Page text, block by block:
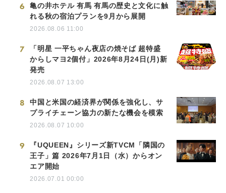
6
亀の井ホテル 有馬 有馬の歴史と文化に触
れる秋の宿泊プランを9月から展開
2026.08.06 11:00
7
「明星 一平ちゃん夜店の焼そば 超特盛
からしマヨ2個付」2026年8月24日(月)新
発売
2026.08.07 13:00
8
中国と米国の経済界が関係を強化し、サ
プライチェーン協力の新たな機会を模索
2026.08.07 10:00
9
『UQUEEN』シリーズ新TVCM「隣国の
王子」篇 2026年7月1日（水）からオン
エア開始
2026.07.01 00:00